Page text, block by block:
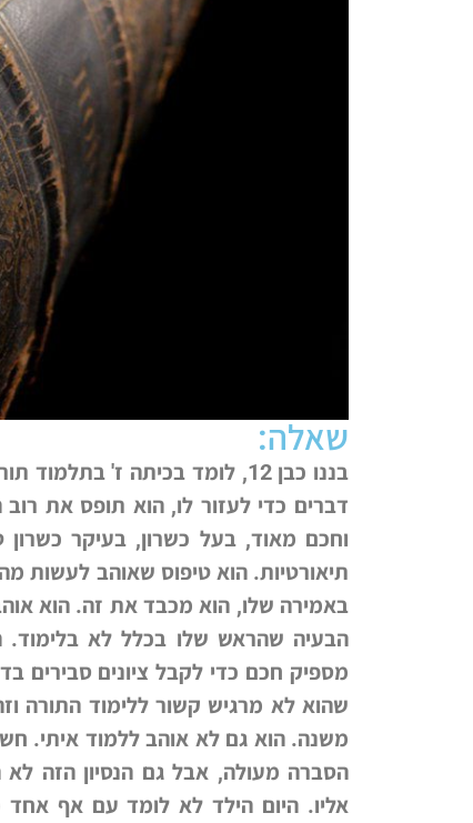
שאלה:
בננו כבן 12, לומד בכיתה ז'
דברים כדי לעזור לו, הוא תופס את
וחכם מאוד, בעל כשרון, בעיקר כשרון
תיאורטיות. הוא טיפוס שאוהב לעשות
באמירה שלו, הוא מכבד את זה. הוא
הבעיה שהראש שלו בכלל לא בלימוד.
מספיק חכם כדי לקבל ציונים סבירים
שהוא לא מרגיש קשור ללימוד התורה
משנה. הוא גם לא אוהב ללמוד איתי.
הסברה מעולה, אבל גם הנסיון הזה
אליו. היום הילד לא לומד עם אף